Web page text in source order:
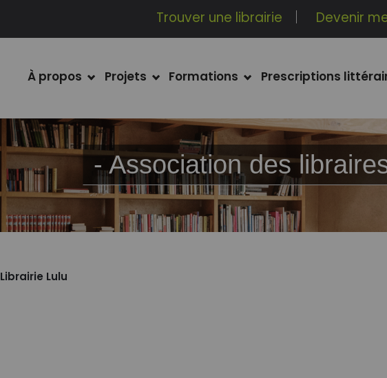
Trouver une librairie Devenir
À propos Projets Formations Prescriptions
- Association des
Librairie Lulu